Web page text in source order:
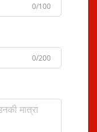
0/100
0/200